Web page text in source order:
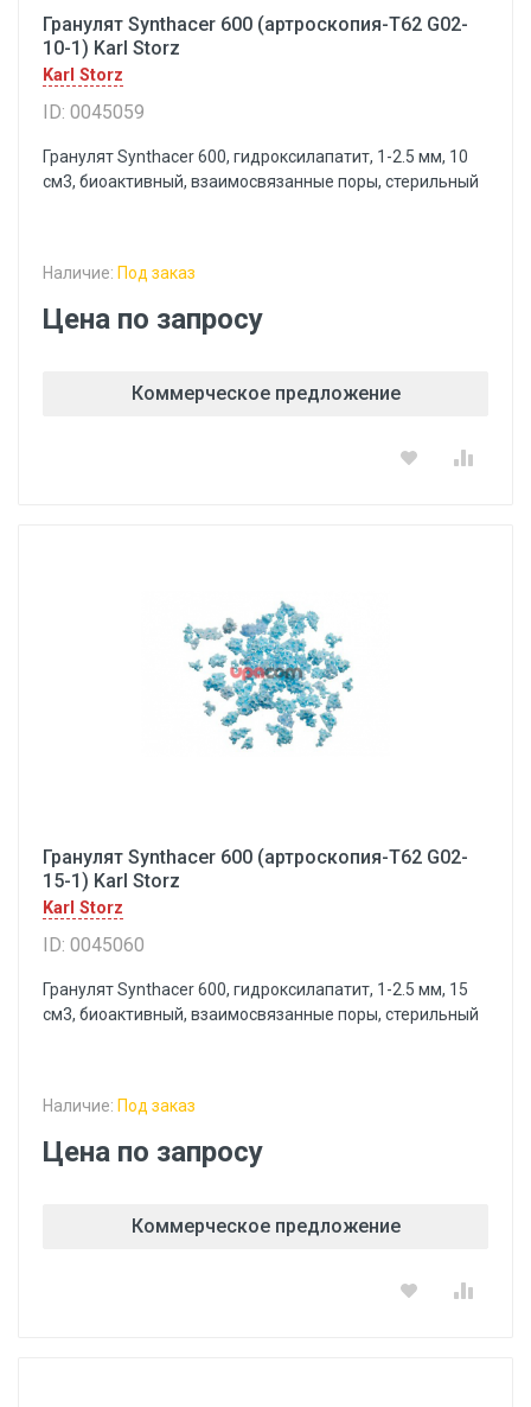
Гранулят Synthacer 600 (артроскопия-Т62 G02-
10-1) Karl Storz
Karl Storz
ID: 0045059
Гранулят Synthacer 600, гидроксилапатит, 1-2.5 мм, 10
см3, биоактивный, взаимосвязанные поры, стерильный
Наличие: Под заказ
Цена по запросу
Коммерческое предложение
Гранулят Synthacer 600 (артроскопия-Т62 G02-
15-1) Karl Storz
Karl Storz
ID: 0045060
Гранулят Synthacer 600, гидроксилапатит, 1-2.5 мм, 15
см3, биоактивный, взаимосвязанные поры, стерильный
Наличие: Под заказ
Цена по запросу
Коммерческое предложение